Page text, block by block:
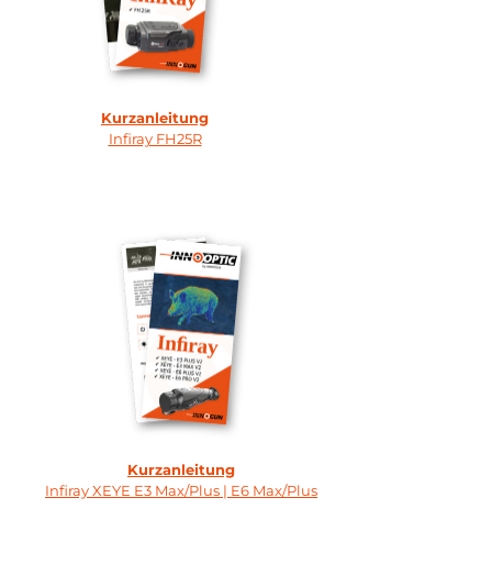
Kurzanleitung
Infiray FH25R
Kurzanleitung
Infiray XEYE E3 Max/Plus | E6 Max/Plus